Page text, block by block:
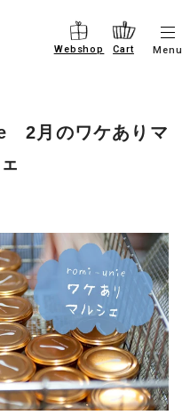
Webshop Cart
メ
ニ
Menu
2月のワケありマ